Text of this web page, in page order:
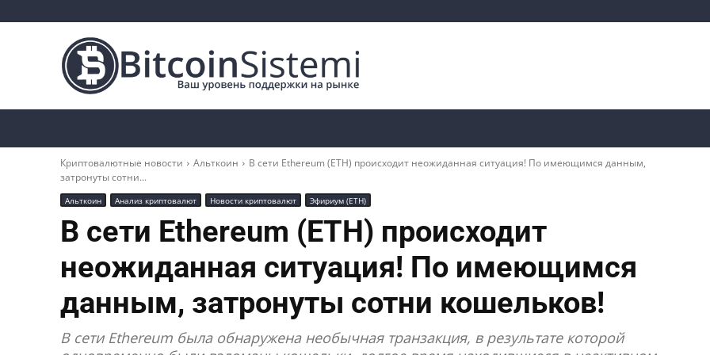
Криптовалютные новости Альткоин
В сети Ethereum (ETH) происходит неожиданная ситуация! По имеющимся данным,
затронуты сотни...
Альткоин Анализ криптовалют Новости криптовалют Эфириум (ETH)
В сети Ethereum (ETH) происходит
неожиданная ситуация! По имеющимся
данным, затронуты сотни кошельков!
В сети Ethereum была обнаружена необычная транзакция, в результате которой